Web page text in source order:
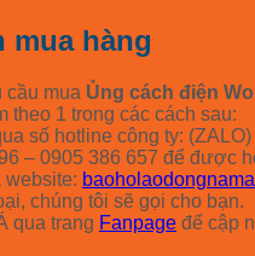
mua hàng
cầu mua Ủng cách điện
theo 1 trong các cách sau:
số hotline công ty:
– 0905 386 657 để được
website:
chúng tôi sẽ gọi cho bạn.
qua trang Fanpage để cập